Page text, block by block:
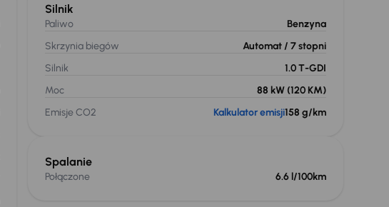
Silnik
Paliwo
Benzyna
Skrzynia biegów
Automat / 7 stopni
Silnik
1.0 T-GDI
Moc
88 kW (120 KM)
Emisje CO2
Kalkulator emisji158 g/km
Spalanie
Połączone 6.6 l/100km